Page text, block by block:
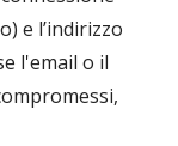
e l’indirizzo
l'email o il